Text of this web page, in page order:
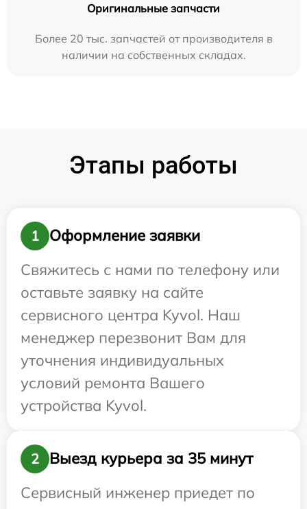
Оригинальные запчасти
Более 20 тыс. запчастей от производителя в
наличии на собственных складах.
Этапы работы
1
Оформление заявки
Свяжитесь с нами по телефону или
оставьте заявку на сайте
сервисного центра Kyvol. Наш
менеджер перезвонит Вам для
уточнения индивидуальных
условий ремонта Вашего
устройства Kyvol.
2
Выезд курьера за 35 минут
Сервисный инженер приедет по